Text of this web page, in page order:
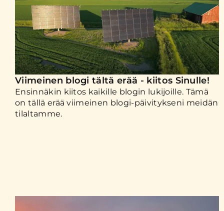
Viimeinen blogi tältä erää - kiitos Sinulle!
Ensinnäkin kiitos kaikille blogin lukijoille. Tämä
on tällä erää viimeinen blogi-päivitykseni meidän
tilaltamme.